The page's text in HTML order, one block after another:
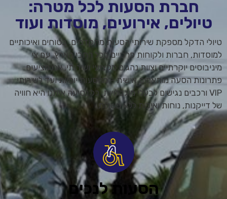
חברת הסעות לכל מטרה:
טיולים, אירועים, מוסדות ועוד
טיולי הדקל מספקת שירותי הסעות מתקדמים, בטוחים ואיכותיים
למוסדות, חברות ולקוחות פרטיים בכל רחבי הארץ. עם צי
מיניבוסים יוקרתיים וצוות נהגים מקצועי ושירותי, אנו מציעים
פתרונות הסעה מותאמים אישית – מהסעות יומיות ועד לשירותי
VIP ורכבים נגישים לבעלי מוגבלויות. כל נסיעה איתנו היא חוויה
של דייקנות, נוחות ואיכות ללא פשרות.
הסעות לנכים